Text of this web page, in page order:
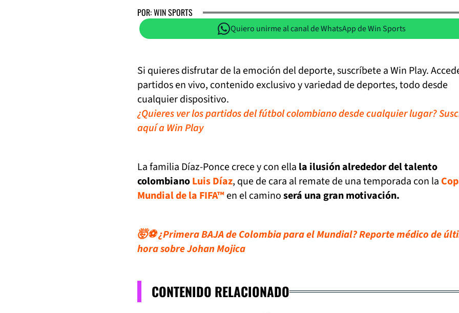
POR: WIN SPORTS
Quiero unirme al canal de WhatsApp de Win Sports
Si quieres disfrutar de la emoción del deporte, suscríbete a Win Play.
partidos en vivo, contenido exclusivo y variedad de deportes, todo desde
cualquier dispositivo.
¿Quieres ver los partidos del fútbol colombiano desde cualquier lugar?
aquí a Win Play
La familia Díaz-Ponce crece y con ella la ilusión alrededor del talento
colombianoLuis Díaz, que de cara al remate de una temporada con la
Mundial de la FIFA™en el caminoserá una gran motivación.
🤯⚽ ¿Primera BAJA de Colombia para el Mundial? Reporte médico de
hora sobre Johan Mojica
CONTENIDO RELACIONADO